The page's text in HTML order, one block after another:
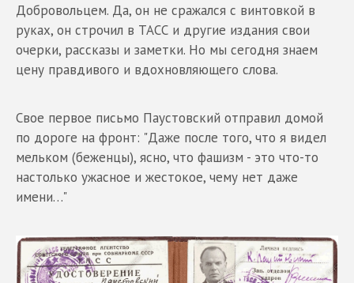
Добровольцем. Да, он не сражался с винтовкой в
руках, он строчил в ТАСС и другие издания свои
очерки, рассказы и заметки. Но мы сегодня знаем
цену правдивого и вдохновляющего слова.
Свое первое письмо Паустовский отправил домой
по дороге на фронт: "Даже после того, что я видел
мельком (беженцы), ясно, что фашизм - это что-то
настолько ужасное и жестокое, чему нет даже
имени…"